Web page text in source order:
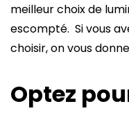
meilleur choix de
escompté. Si vous
choisir, on vous
Optez